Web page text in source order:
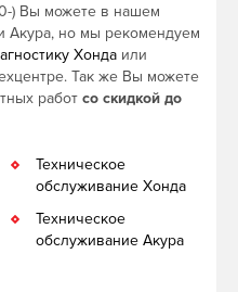
) Вы можете в нашем
Акура, но мы рекомендуем
Хонда или
Так же Вы можете
работ со скидкой до
Техническое
обслуживание Хонда
Техническое
обслуживание Акура